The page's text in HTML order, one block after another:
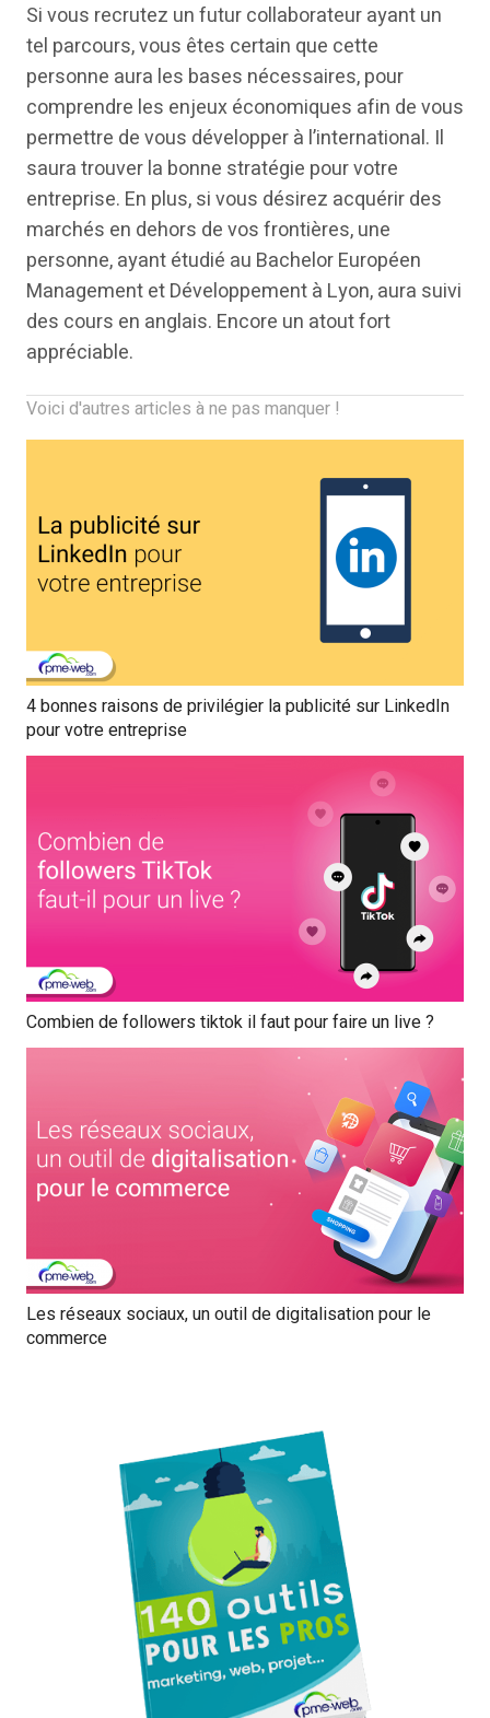
Si vous recrutez un futur collaborateur ayant un
tel parcours, vous êtes certain que cette
personne aura les bases nécessaires, pour
comprendre les enjeux économiques afin de vous
permettre de vous développer à l’international. Il
saura trouver la bonne stratégie pour votre
entreprise. En plus, si vous désirez acquérir des
marchés en dehors de vos frontières, une
personne, ayant étudié au Bachelor Européen
Management et Développement à Lyon, aura suivi
des cours en anglais. Encore un atout fort
appréciable.
Voici d'autres articles à ne pas manquer !
4 bonnes raisons de privilégier la publicité sur LinkedIn
pour votre entreprise
Combien de followers tiktok il faut pour faire un live ?
Les réseaux sociaux, un outil de digitalisation pour le
commerce